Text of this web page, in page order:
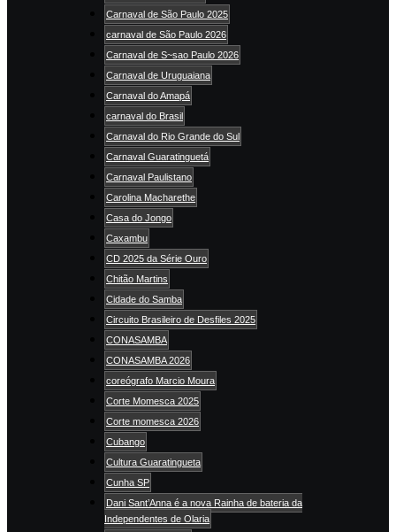
Carnaval de São Paulo 2025
carnaval de São Paulo 2026
Carnaval de S~sao Paulo 2026
Carnaval de Uruguaiana
Carnaval do Amapá
carnaval do Brasil
Carnaval do Rio Grande do Sul
Carnaval Guaratinguetá
Carnaval Paulistano
Carolina Macharethe
Casa do Jongo
Caxambu
CD 2025 da Série Ouro
Chitão Martins
Cidade do Samba
Circuito Brasileiro de Desfiles 2025
CONASAMBA
CONASAMBA 2026
coreógrafo Marcio Moura
Corte Momesca 2025
Corte momesca 2026
Cubango
Cultura Guaratingueta
Cunha SP
Dani Sant’Anna é a nova Rainha de bateria da
Independentes de Olaria